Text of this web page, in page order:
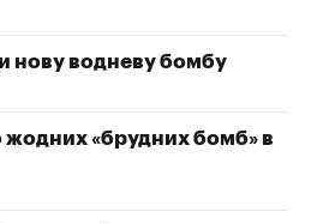
нову водневу бомбу
«брудних бомб» в